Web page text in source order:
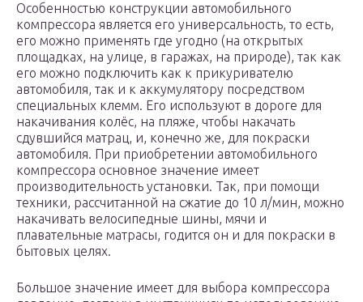
Особенностью конструкции автомобильного
компрессора является его универсальность, то есть,
его можно применять где угодно (на открытых
площадках, на улице, в гаражах, на природе), так как
его можно подключить как к прикуривателю
автомобиля, так и к аккумулятору посредством
специальных клемм. Его используют в дороге для
накачивания колёс, на пляже, чтобы накачать
сдувшийся матрац, и, конечно же, для покраски
автомобиля. При приобретении автомобильного
компрессора основное значение имеет
производительность установки. Так, при помощи
техники, рассчитанной на сжатие до 10 л/мин, можно
накачивать велосипедные шины, мячи и
плавательные матрасы, годится он и для покраски в
бытовых целях.
Большое значение имеет для выбора компрессора